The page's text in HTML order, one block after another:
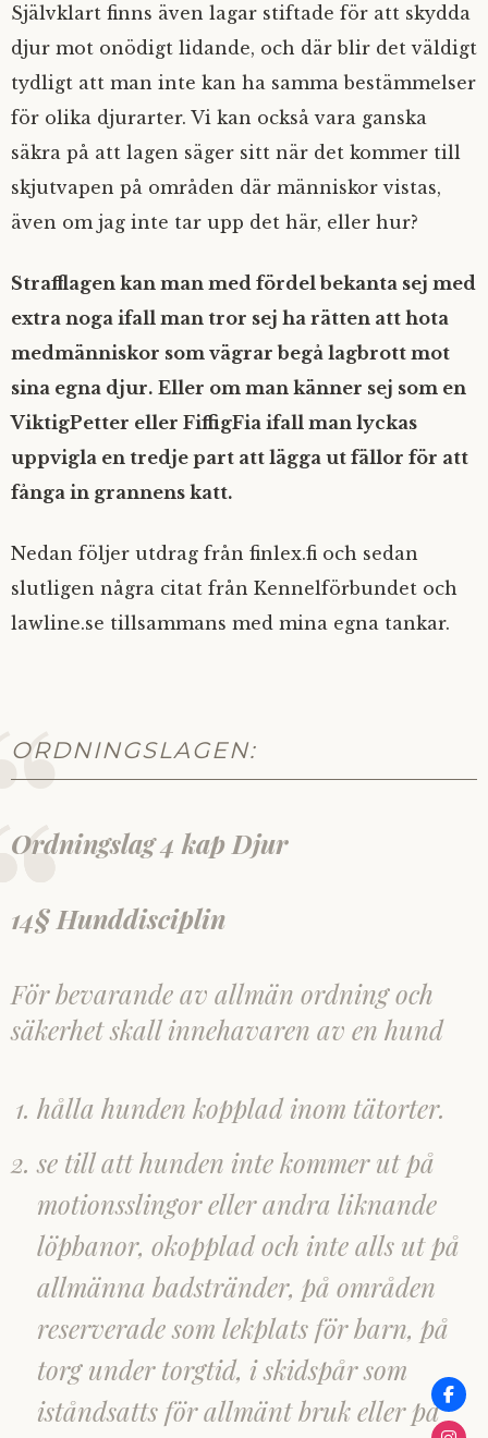
Självklart finns även lagar stiftade för att skydda
djur mot onödigt lidande, och där blir det väldigt
tydligt att man inte kan ha samma bestämmelser
för olika djurarter. Vi kan också vara ganska
säkra på att lagen säger sitt när det kommer till
skjutvapen på områden där människor vistas,
även om jag inte tar upp det här, eller hur?
Strafflagen kan man med fördel bekanta sej med
extra noga ifall man tror sej ha rätten att hota
medmänniskor som vägrar begå lagbrott mot
sina egna djur. Eller om man känner sej som en
ViktigPetter eller FiffigFia ifall man lyckas
uppvigla en tredje part att lägga ut fällor för att
fånga in grannens katt.
Nedan följer utdrag från finlex.fi och sedan
slutligen några citat från Kennelförbundet och
lawline.se tillsammans med mina egna tankar.
ORDNINGSLAGEN:
Ordningslag 4 kap Djur
14§ Hunddisciplin
För bevarande av allmän ordning och
säkerhet skall innehavaren av en hund
hålla hunden kopplad inom tätorter.
se till att hunden inte kommer ut på
motionsslingor eller andra liknande
löpbanor, okopplad och inte alls ut på
allmänna badstränder, på områden
reserverade som lekplats för barn, på
torg under torgtid, i skidspår som
iståndsatts för allmänt bruk eller på